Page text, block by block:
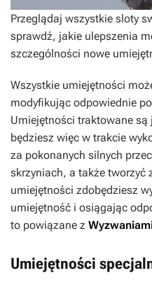
Przeglądaj wszystkie sloty
sprawdź, jakie ulepszenia
szczególności nowe
Wszystkie umiejętności
modyfikując odpowiednie
Umiejętności traktowane
będziesz więc w trakcie
za pokonanych silnych
skrzyniach, a także tworzyć
umiejętności zdobędziesz
umiejętność i osiągając
to powiązane z
Umiejętności